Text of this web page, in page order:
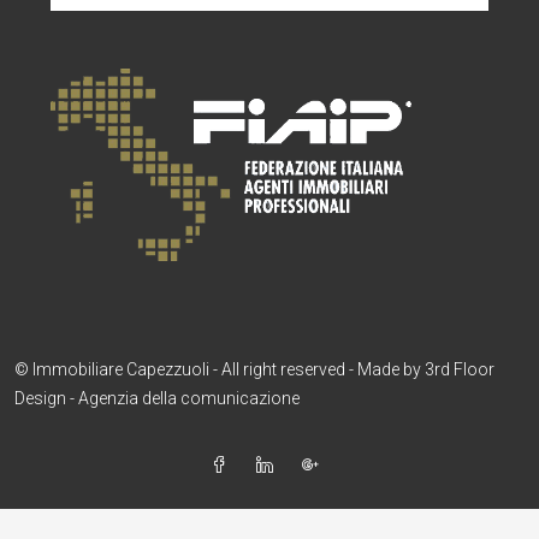
© Immobiliare Capezzuoli - All right reserved - Made by 3rd Floor
Design - Agenzia della comunicazione